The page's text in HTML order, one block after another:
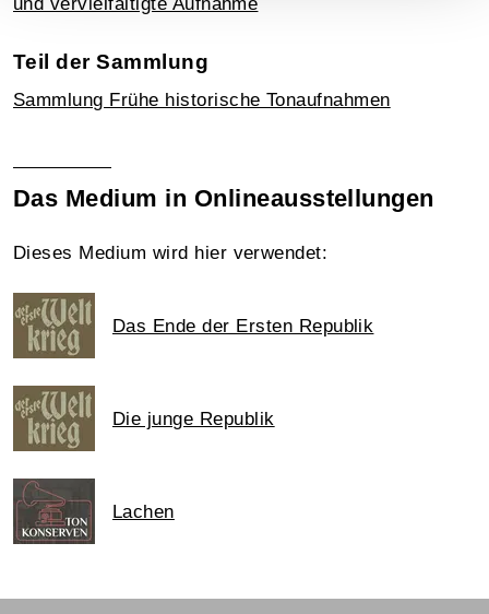
Teil der Sammlung
Sammlung Frühe historische Tonaufnahmen
Das Medium in Onlineausstellungen
Dieses Medium wird hier verwendet:
Das Ende der Ersten Republik
Die junge Republik
Lachen